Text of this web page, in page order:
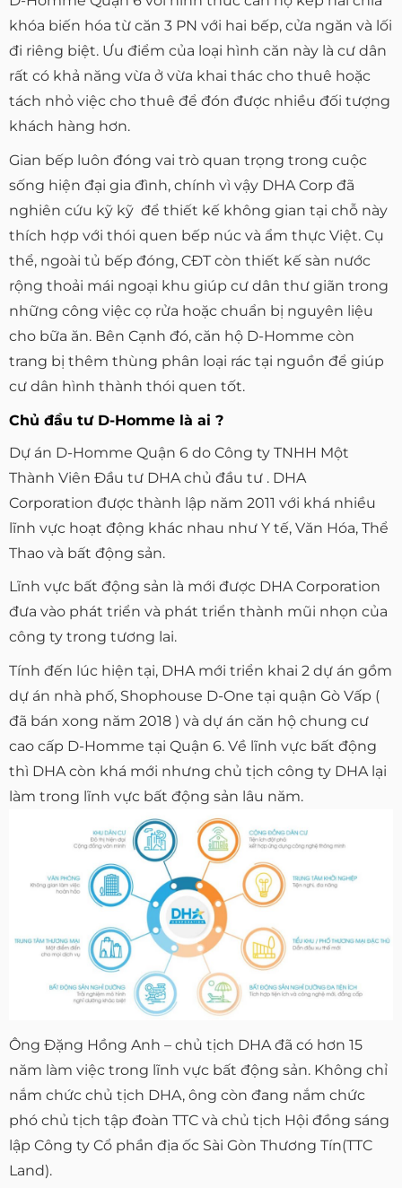
khóa biến hóa từ căn 3 PN với hai bếp, cửa ngăn và lối
đi riêng biệt. Ưu điểm của loại hình căn này là cư dân
rất có khả năng vừa ở vừa khai thác cho thuê hoặc
tách nhỏ việc cho thuê để đón được nhiều đối tượng
khách hàng hơn.
Gian bếp luôn đóng vai trò quan trọng trong cuộc
sống hiện đại gia đình, chính vì vậy DHA Corp đã
nghiên cứu kỹ kỹ để thiết kế không gian tại chỗ này
thích hợp với thói quen bếp núc và ẩm thực Việt. Cụ
thể, ngoài tủ bếp đóng, CĐT còn thiết kế sàn nước
rộng thoải mái ngoại khu giúp cư dân thư giãn trong
những công việc cọ rửa hoặc chuẩn bị nguyên liệu
cho bữa ăn. Bên Cạnh đó, căn hộ D-Homme còn
trang bị thêm thùng phân loại rác tại nguồn để giúp
cư dân hình thành thói quen tốt.
Chủ đầu tư D-Homme là ai ?
Dự án D-Homme Quận 6 do Công ty TNHH Một
Thành Viên Đầu tư DHA chủ đầu tư . DHA
Corporation được thành lập năm 2011 với khá nhiều
lĩnh vực hoạt động khác nhau như Y tế, Văn Hóa, Thể
Thao và bất động sản.
Lĩnh vực bất động sản là mới được DHA Corporation
đưa vào phát triển và phát triển thành mũi nhọn của
công ty trong tương lai.
Tính đến lúc hiện tại, DHA mới triển khai 2 dự án gồm
dự án nhà phố, Shophouse D-One tại quận Gò Vấp (
đã bán xong năm 2018 ) và dự án căn hộ chung cư
cao cấp D-Homme tại Quận 6. Về lĩnh vực bất động
thì DHA còn khá mới nhưng chủ tịch công ty DHA lại
làm trong lĩnh vực bất động sản lâu năm.
Ông Đặng Hồng Anh – chủ tịch DHA đã có hơn 15
năm làm việc trong lĩnh vực bất động sản. Không chỉ
nắm chức chủ tịch DHA, ông còn đang nắm chức
phó chủ tịch tập đoàn TTC và chủ tịch Hội đồng sáng
lập Công ty Cổ phần địa ốc Sài Gòn Thương Tín(TTC
Land).